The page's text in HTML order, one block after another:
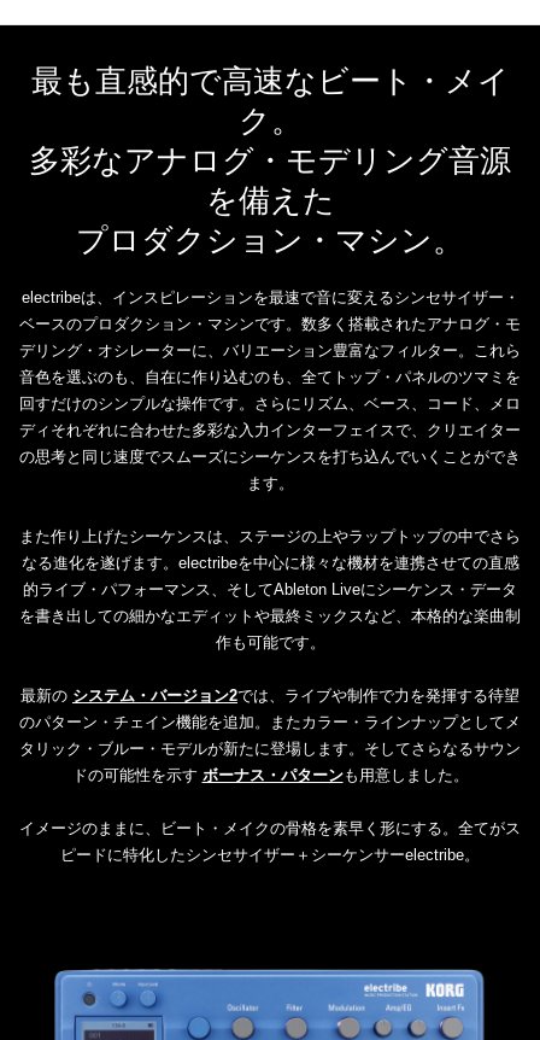
最も直感的で高速なビート・メイ
ク。
多彩なアナログ・モデリング音源
を備えた
プロダクション・マシン。
electribeは、インスピレーションを最速で音に変えるシンセサイザー・
ベースのプロダクション・マシンです。数多く搭載されたアナログ・モ
デリング・オシレーターに、バリエーション豊富なフィルター。これら
音色を選ぶのも、自在に作り込むのも、全てトップ・パネルのツマミを
回すだけのシンプルな操作です。さらにリズム、ベース、コード、メロ
ディそれぞれに合わせた多彩な入力インターフェイスで、クリエイター
の思考と同じ速度でスムーズにシーケンスを打ち込んでいくことができ
ます。
また作り上げたシーケンスは、ステージの上やラップトップの中でさら
なる進化を遂げます。electribeを中心に様々な機材を連携させての直感
的ライブ・パフォーマンス、そしてAbleton Liveにシーケンス・データ
を書き出しての細かなエディットや最終ミックスなど、本格的な楽曲制
作も可能です。
最新の システム・バージョン2では、ライブや制作で力を発揮する待望
のパターン・チェイン機能を追加。またカラー・ラインナップとしてメ
タリック・ブルー・モデルが新たに登場します。そしてさらなるサウン
ドの可能性を示す ボーナス・パターンも用意しました。
イメージのままに、ビート・メイクの骨格を素早く形にする。全てがス
ピードに特化したシンセサイザー＋シーケンサーelectribe。